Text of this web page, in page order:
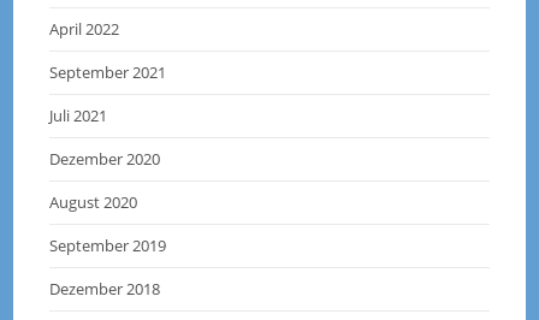
April 2022
September 2021
Juli 2021
Dezember 2020
August 2020
September 2019
Dezember 2018